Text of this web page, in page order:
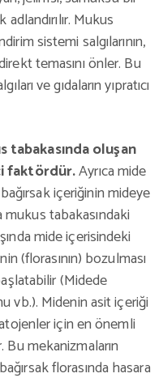
Mukus
sistemi salgılarının,
temasını önler. Bu
ve gıdaların yıpratıcı
tabakasında oluşan
faktördür.Ayrıca mide
içeriğinin mideye
mukus tabakasındaki
mide içerisindeki
(florasının) bozulması
(Midede
vb.). Midenin asit içeriği
için en önemli
Bu mekanizmaların
florasında hasara